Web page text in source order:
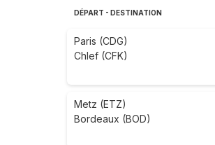
DÉPART - DESTINATION
Paris (CDG)
Chlef (CFK)
Metz (ETZ)
Bordeaux (BOD)